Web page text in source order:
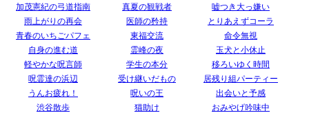
加茂憲紀の弓道指南
真夏の観戦者
嘘つき大っ嫌い
雨上がりの再会
医師の矜持
とりあえずコーラ
青春のいちごパフェ
東福交流
命令無視
自身の進む道
霊峰の夜
玉犬と小休止
軽やかな呪言師
学生の本分
移ろいゆく時間
呪霊達の浜辺
受け継いだもの
居残り組パーティー
うんお疲れ！
呪いの王
出会いと予感
渋谷散歩
猫助け
おみやげ吟味中